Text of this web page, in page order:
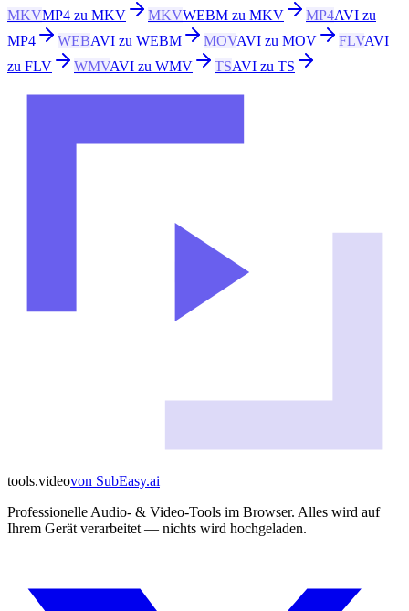
MKVMP4 zu MKV MKVWEBM zu MKV MP4AVI zu
MP4
WEBAVI zu WEBM MOVAVI zu MOV FLVAVI
zu FLV
WMVAVI zu WMV TSAVI zu TS
tools.videovon SubEasy.ai
Professionelle Audio- & Video-Tools im Browser. Alles wird auf
Ihrem Gerät verarbeitet — nichts wird hochgeladen.